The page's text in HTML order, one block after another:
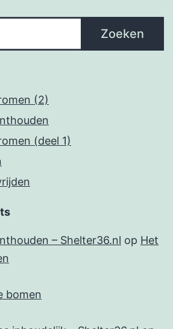
Zoeken
(2)
(deel 1)
– Shelter36.nl op Het
bomen